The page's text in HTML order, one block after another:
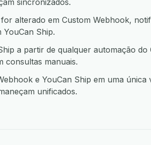
sincronizados.
alterado em Custom Webhook,
Ship.
a partir de qualquer automação
consultas manuais.
e YouCan Ship em uma
unificados.